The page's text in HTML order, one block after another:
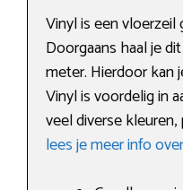
Vinyl is een
Doorgaans haal je
meter. Hierdoor kan
Vinyl is voordelig in
veel diverse
lees je meer info